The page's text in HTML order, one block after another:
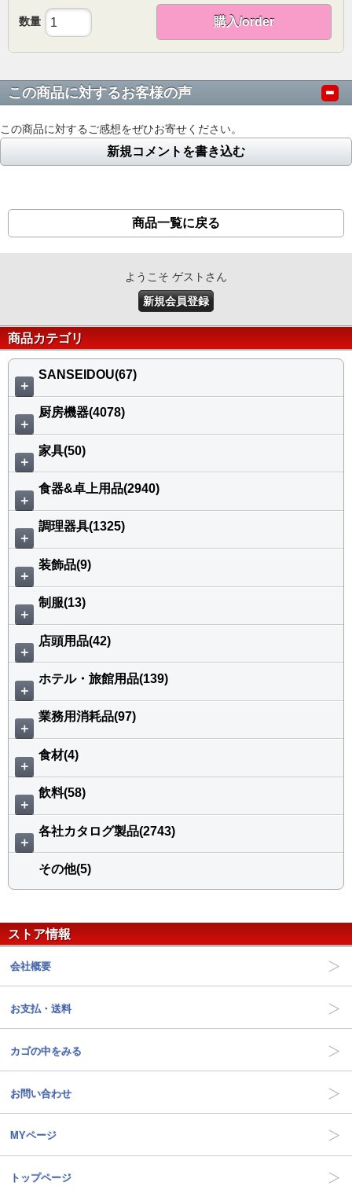
数量 購入/order
この商品に対するお客様の声
この商品に対するご感想をぜひお寄せください。
新規コメントを書き込む
商品一覧に戻る
ようこそ ゲストさん
新規会員登録
商品カテゴリ
＋
SANSEIDOU(67)
＋
厨房機器(4078)
＋
家具(50)
＋
食器&卓上用品(2940)
＋
調理器具(1325)
＋
装飾品(9)
＋
制服(13)
＋
店頭用品(42)
＋
ホテル・旅館用品(139)
＋
業務用消耗品(97)
＋
食材(4)
＋
飲料(58)
＋
各社カタログ製品(2743)
その他(5)
ストア情報
会社概要
お支払・送料
カゴの中をみる
お問い合わせ
MYページ
トップページ